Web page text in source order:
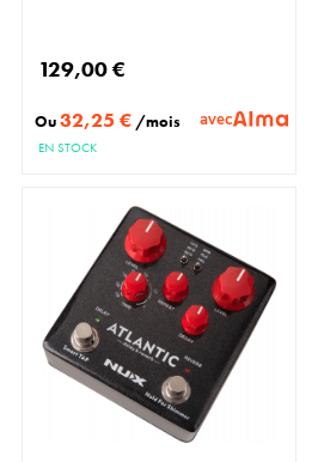
129,00 €
Ou32,25 € /mois avec
EN STOCK